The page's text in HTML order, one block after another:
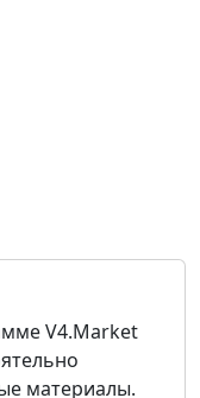
V4.Market
материалы.